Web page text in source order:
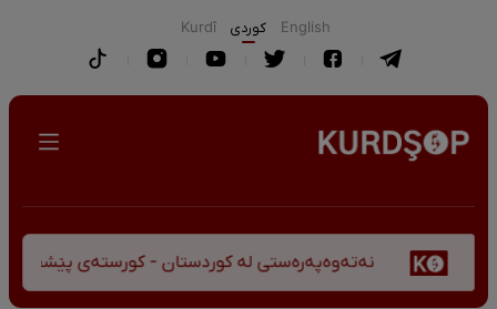
English كوردی Kurdî
لە کوردستان - کورستەی پێشڤەچوونی مێژوویی و